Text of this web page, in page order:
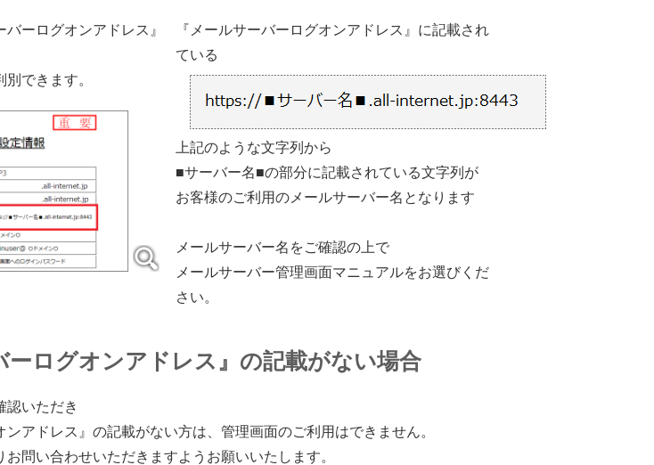
ーログオンアドレス』
できます。
『メールサーバーログオンアドレス』に記載され
ている
上記のような文字列から
■サーバー名■の部分に記載されている文字列が
お客様のご利用のメールサーバー名となります
メールサーバー名をご確認の上で
メールサーバー管理画面マニュアルをお選びくだ
さい。
ーログオンアドレス』の記載がない場合
認いただき
ンアドレス』の記載がない方は、管理画面のご利用はできません。
問い合わせいただきますようお願いいたします。